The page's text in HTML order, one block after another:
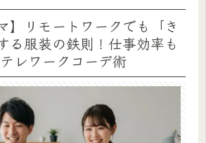
】リモートワークでも「き
る服装の鉄則！仕事効率も
レワークコーデ術